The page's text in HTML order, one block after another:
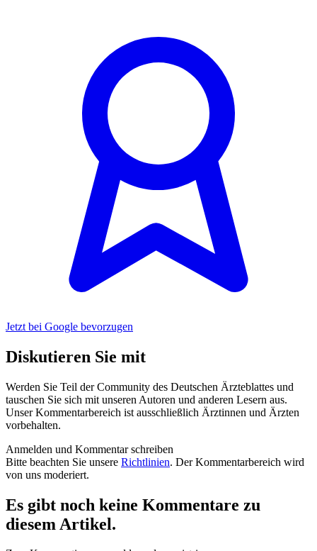
Jetzt bei Google bevorzugen
Diskutieren Sie mit
Werden Sie Teil der Community des Deutschen Ärzteblattes und
tauschen Sie sich mit unseren Autoren und anderen Lesern aus.
Unser Kommentarbereich ist ausschließlich Ärztinnen und Ärzten
vorbehalten.
Anmelden und Kommentar schreiben
Bitte beachten Sie unsere Richtlinien. Der Kommentarbereich wird
von uns moderiert.
Es gibt noch keine Kommentare zu
diesem Artikel.